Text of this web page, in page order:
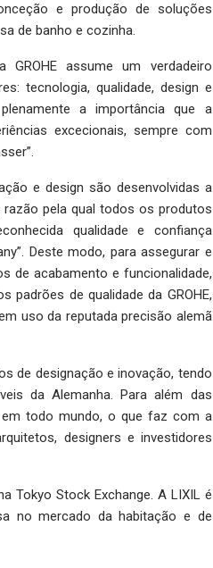
e produção de soluções
de banho e cozinha.
assume um verdadeiro
tecnologia, qualidade, design e
a importância que a
excecionais, sempre com
e design são desenvolvidas a
pela qual todos os produtos
qualidade e confiança
Deste modo, para assegurar e
de acabamento e funcionalidade,
padrões de qualidade da GROHE,
uso da reputada precisão alemã
de designação e inovação, tendo
da Alemanha. Para além das
em todo mundo, o que faz com a
designers e investidores
Tokyo Stock Exchange. A LIXIL é
no mercado da habitação e de